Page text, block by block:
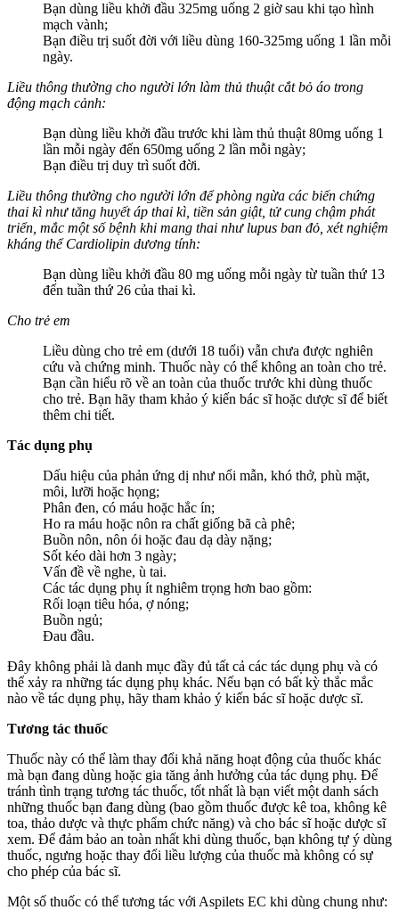
Bạn dùng liều khởi đầu 325mg uống 2 giờ sau khi tạo hình
mạch vành;
Bạn điều trị suốt đời với liều dùng 160-325mg uống 1 lần mỗi
ngày.
Liều thông thường cho người lớn làm thủ thuật cắt bỏ áo trong
động mạch cảnh:
Bạn dùng liều khởi đầu trước khi làm thủ thuật 80mg uống 1
lần mỗi ngày đến 650mg uống 2 lần mỗi ngày;
Bạn điều trị duy trì suốt đời.
Liều thông thường cho người lớn để phòng ngừa các biến chứng
thai kì như tăng huyết áp thai kì, tiền sản giật, tử cung chậm phát
triển, mắc một số bệnh khi mang thai như lupus ban đỏ, xét nghiệm
kháng thể Cardiolipin dương tính:
Bạn dùng liều khởi đầu 80 mg uống mỗi ngày từ tuần thứ 13
đến tuần thứ 26 của thai kì.
Cho trẻ em
Liều dùng cho trẻ em (dưới 18 tuổi) vẫn chưa được nghiên
cứu và chứng minh. Thuốc này có thể không an toàn cho trẻ.
Bạn cần hiểu rõ về an toàn của thuốc trước khi dùng thuốc
cho trẻ. Bạn hãy tham khảo ý kiến bác sĩ hoặc dược sĩ để biết
thêm chi tiết.
Tác dụng phụ
Dấu hiệu của phản ứng dị như nổi mẫn, khó thở, phù mặt,
môi, lưỡi hoặc họng;
Phân đen, có máu hoặc hắc ín;
Ho ra máu hoặc nôn ra chất giống bã cà phê;
Buồn nôn, nôn ói hoặc đau dạ dày nặng;
Sốt kéo dài hơn 3 ngày;
Vấn đề về nghe, ù tai.
Các tác dụng phụ ít nghiêm trọng hơn bao gồm:
Rối loạn tiêu hóa, ợ nóng;
Buồn ngủ;
Đau đầu.
Đây không phải là danh mục đầy đủ tất cả các tác dụng phụ và có
thể xảy ra những tác dụng phụ khác. Nếu bạn có bất kỳ thắc mắc
nào về tác dụng phụ, hãy tham khảo ý kiến bác sĩ hoặc dược sĩ.
Tương tác thuốc
Thuốc này có thể làm thay đổi khả năng hoạt động của thuốc khác
mà bạn đang dùng hoặc gia tăng ảnh hưởng của tác dụng phụ. Để
tránh tình trạng tương tác thuốc, tốt nhất là bạn viết một danh sách
những thuốc bạn đang dùng (bao gồm thuốc được kê toa, không kê
toa, thảo dược và thực phẩm chức năng) và cho bác sĩ hoặc dược sĩ
xem. Để đảm bảo an toàn nhất khi dùng thuốc, bạn không tự ý dùng
thuốc, ngưng hoặc thay đổi liều lượng của thuốc mà không có sự
cho phép của bác sĩ.
Một số thuốc có thể tương tác với Aspilets EC khi dùng chung như: